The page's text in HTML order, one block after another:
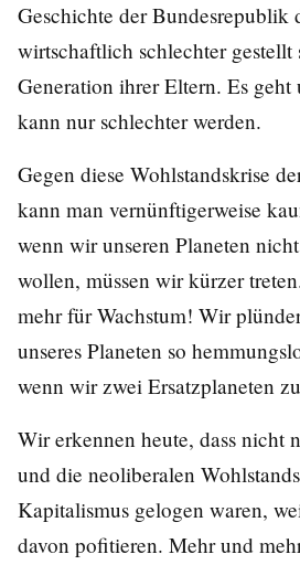
Geschichte der Bundesrepublik
wirtschaftlich schlechter gestellt
Generation ihrer Eltern. Es
kann nur schlechter werden.
Gegen diese Wohlstandskrise
kann man vernünftigerweise
wenn wir unseren Planeten
wollen, müssen wir kürzer
mehr für Wachstum! Wir
unseres Planeten so
wenn wir zwei Ersatzplaneten
Wir erkennen heute, dass nicht
und die neoliberalen
Kapitalismus gelogen waren,
davon pofitieren. Mehr und